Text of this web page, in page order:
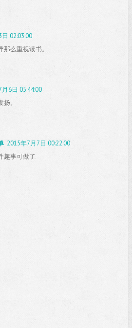
02:03:00
么重视读书。
6日 05:44:00
。
2015年7月7日 00:22:00
趣事可做了